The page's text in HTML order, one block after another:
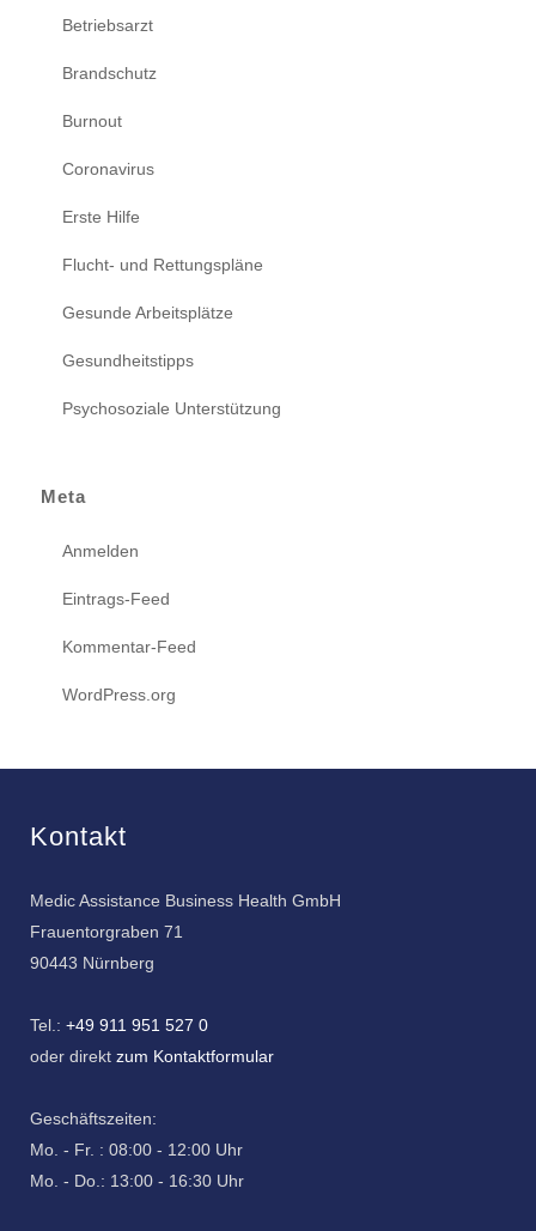
Betriebsarzt
Brandschutz
Burnout
Coronavirus
Erste Hilfe
Flucht- und Rettungspläne
Gesunde Arbeitsplätze
Gesundheitstipps
Psychosoziale Unterstützung
Meta
Anmelden
Eintrags-Feed
Kommentar-Feed
WordPress.org
Kontakt
Medic Assistance Business Health GmbH
Frauentorgraben 71
90443 Nürnberg
Tel.: +49 911 951 527 0
oder direkt zum Kontaktformular
Geschäftszeiten:
Mo. - Fr. : 08:00 - 12:00 Uhr
Mo. - Do.: 13:00 - 16:30 Uhr